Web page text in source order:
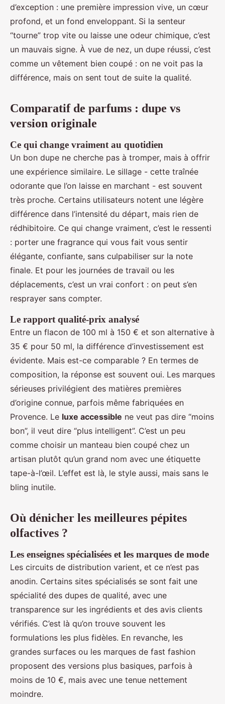
d’exception : une première impression vive, un cœur
profond, et un fond enveloppant. Si la senteur
“tourne” trop vite ou laisse une odeur chimique, c’est
un mauvais signe. À vue de nez, un dupe réussi, c’est
comme un vêtement bien coupé : on ne voit pas la
différence, mais on sent tout de suite la qualité.
Comparatif de parfums : dupe vs
version originale
Ce qui change vraiment au quotidien
Un bon dupe ne cherche pas à tromper, mais à offrir
une expérience similaire. Le sillage - cette traînée
odorante que l’on laisse en marchant - est souvent
très proche. Certains utilisateurs notent une légère
différence dans l’intensité du départ, mais rien de
rédhibitoire. Ce qui change vraiment, c’est le ressenti
: porter une fragrance qui vous fait vous sentir
élégante, confiante, sans culpabiliser sur la note
finale. Et pour les journées de travail ou les
déplacements, c’est un vrai confort : on peut s’en
resprayer sans compter.
Le rapport qualité-prix analysé
Entre un flacon de 100 ml à 150 € et son alternative à
35 € pour 50 ml, la différence d’investissement est
évidente. Mais est-ce comparable ? En termes de
composition, la réponse est souvent oui. Les marques
sérieuses privilégient des matières premières
d’origine connue, parfois même fabriquées en
Provence. Le luxe accessible ne veut pas dire “moins
bon”, il veut dire “plus intelligent”. C’est un peu
comme choisir un manteau bien coupé chez un
artisan plutôt qu’un grand nom avec une étiquette
tape-à-l’œil. L’effet est là, le style aussi, mais sans le
bling inutile.
Où dénicher les meilleures pépites
olfactives ?
Les enseignes spécialisées et les marques de mode
Les circuits de distribution varient, et ce n’est pas
anodin. Certains sites spécialisés se sont fait une
spécialité des dupes de qualité, avec une
transparence sur les ingrédients et des avis clients
vérifiés. C’est là qu’on trouve souvent les
formulations les plus fidèles. En revanche, les
grandes surfaces ou les marques de fast fashion
proposent des versions plus basiques, parfois à
moins de 10 €, mais avec une tenue nettement
moindre.